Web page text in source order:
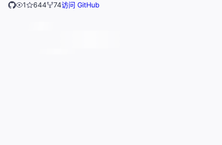
1
644 74访问 GitHub